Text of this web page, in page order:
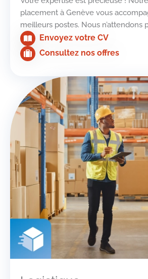
placement à Genève vous
meilleurs postes. Nous n’attendons
Envoyez votre CV
Consultez nos offres